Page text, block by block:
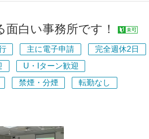
白い事務所です！
主に電子申請
完全週休2日
U・Iターン歓迎
禁煙・分煙
転勤なし